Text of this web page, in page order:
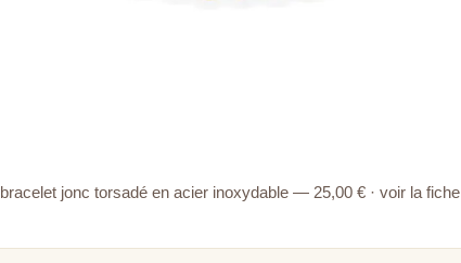
bracelet jonc torsadé en acier inoxydable — 25,00 € · voir la fiche